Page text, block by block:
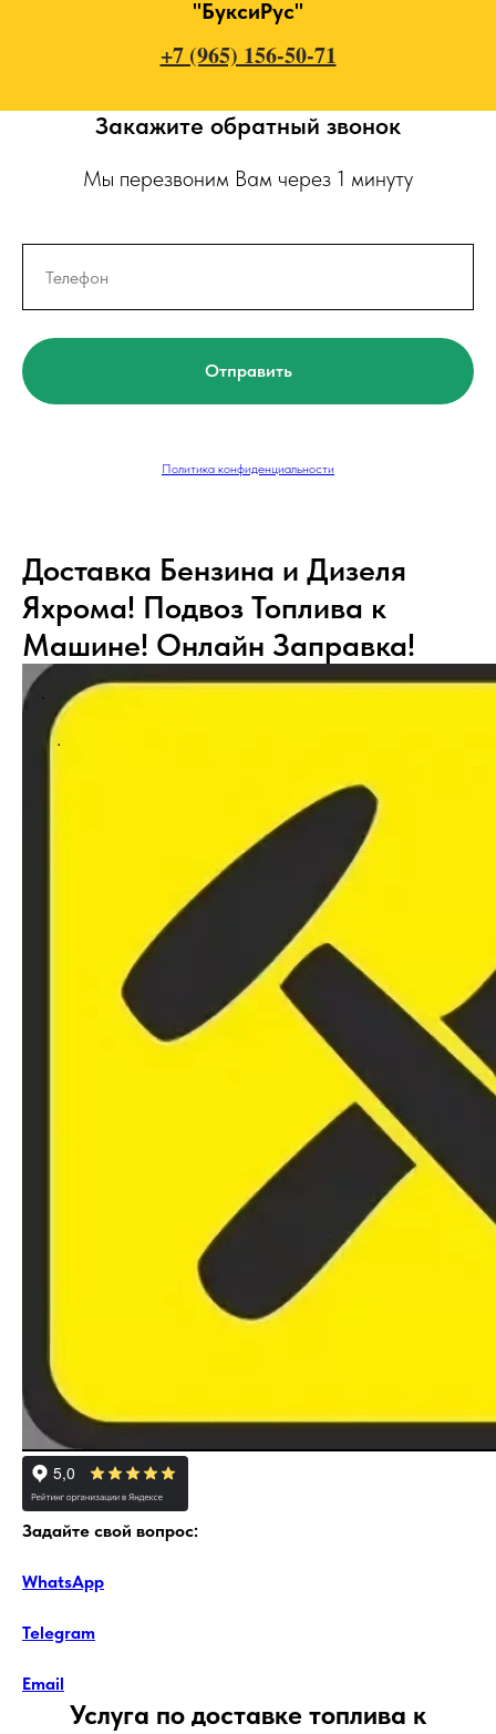
"БуксиРус"
+7 (965) 156-50-71
Закажите обратный звонок
Мы перезвоним Вам через 1 минуту
Отправить
Политика конфиденциальности
Доставка Бензина и Дизеля
Яхрома! Подвоз Топлива к
Машине! Онлайн Заправка!
Задайте свой вопрос:
WhatsApp
Telegram
Email
Услуга по доставке топлива к